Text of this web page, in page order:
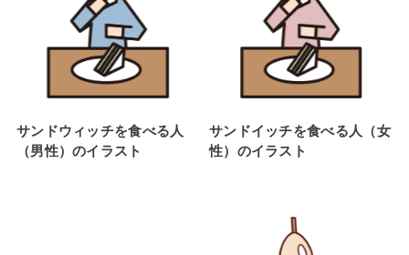
サンドウィッチを食べる人
（男性）のイラスト
サンドイッチを食べる人（女
性）のイラスト